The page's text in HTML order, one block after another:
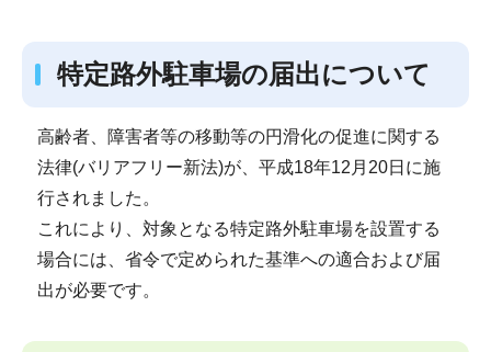
特定路外駐車場の届出について
高齢者、障害者等の移動等の円滑化の促進に関する
法律(バリアフリー新法)が、平成18年12月20日に施
行されました。
これにより、対象となる特定路外駐車場を設置する
場合には、省令で定められた基準への適合および届
出が必要です。